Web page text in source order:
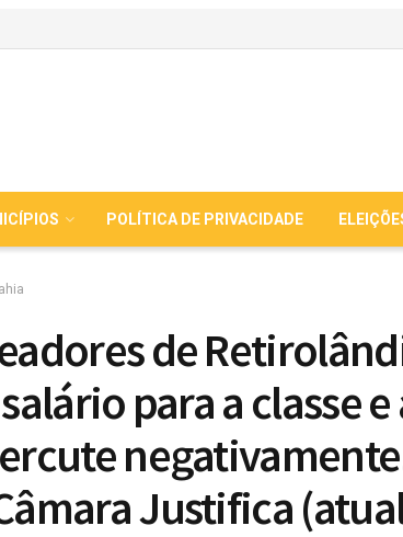
POLÍTICA DE PRIVACIDADE
de
salário para a classe
Justifica